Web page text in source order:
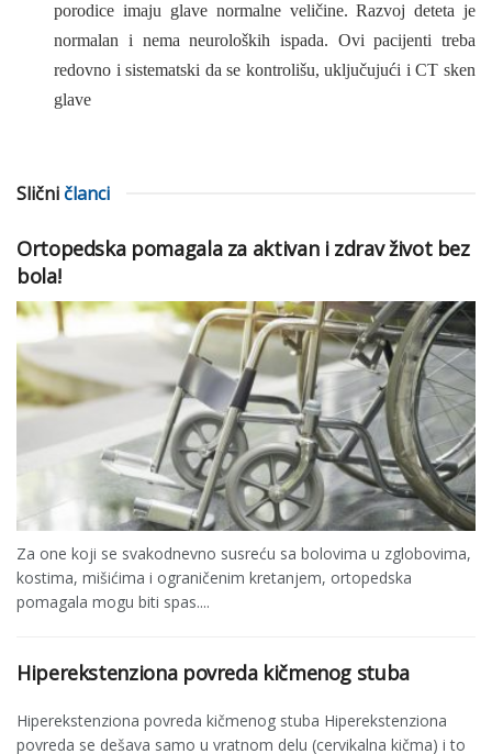
porodice imaju glave normalne veličine. Razvoj deteta je
normalan i nema neuroloških ispada. Ovi pacijenti treba
redovno i sistematski da se kontrolišu, uključujući i CT sken
glave
Slični članci
Ortopedska pomagala za aktivan i zdrav život bez
bola!
Za one koji se svakodnevno susreću sa bolovima u zglobovima,
kostima, mišićima i ograničenim kretanjem, ortopedska
pomagala mogu biti spas....
Hiperekstenziona povreda kičmenog stuba
Hiperekstenziona povreda kičmenog stuba Hiperekstenziona
povreda se dešava samo u vratnom delu (cervikalna kičma) i to